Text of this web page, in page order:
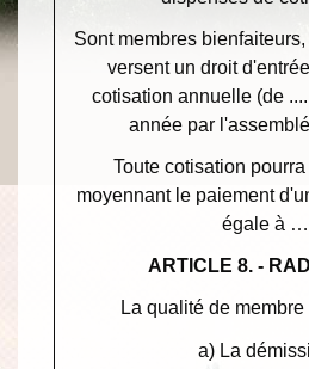
Sont membres
versent un droit
cotisation annuelle (de
année par
Toute cotisation
moyennant le paiement
égale à
ARTICLE 8. -
La qualité de
a) La